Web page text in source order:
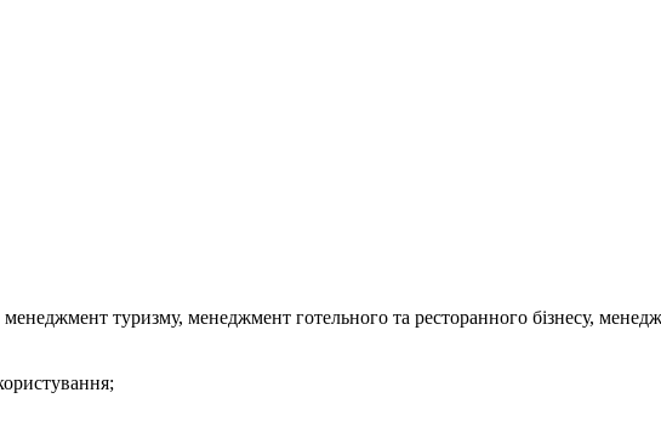
туризму, менеджмент готельного та ресторанного бізнесу,